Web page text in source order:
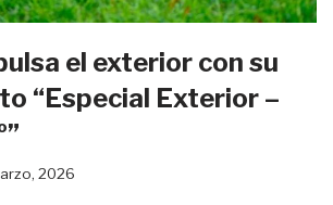
el exterior con su
“Especial Exterior –
2026